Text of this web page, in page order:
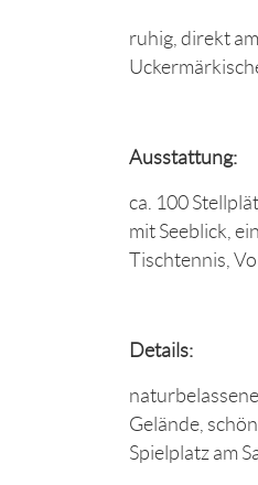
ruhig, direkt
Ausstattung:
ca. 100
mit Seeblick,
Tischtennis,
Details:
Gelände,
Spielplatz am